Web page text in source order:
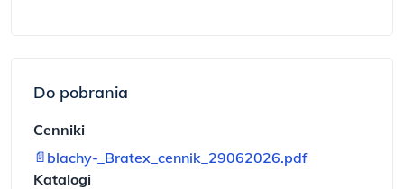
Do pobrania
Cenniki
📄 blachy-_Bratex_cennik_29062026.pdf
Katalogi